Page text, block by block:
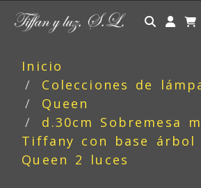
Inicio
Colecciones de
Queen
d.30cm Sobremesa
Tiffany con base árbol
Queen 2 luces